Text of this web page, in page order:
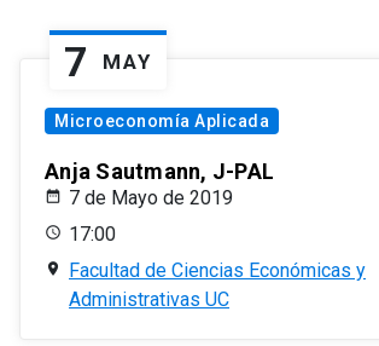
7 MAY
Microeconomía Aplicada
Anja Sautmann, J-PAL
7 de Mayo de 2019
17:00
Facultad de Ciencias Económicas y
Administrativas UC